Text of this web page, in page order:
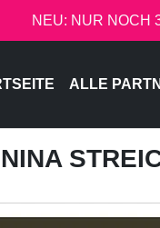
NEU: NUR NOCH
ALLE